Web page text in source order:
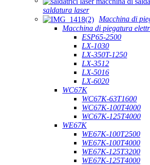
saldatura laser
Macchina di
Macchina di piegatura
ESP65-2500
LX-1030
LX-350T-1250
LX-3512
LX-5016
LX-6020
WC67K
WC67K-63T1600
WC67K-100T4000
WC67K-125T4000
WE67K
WE67K-100T2500
WE67K-100T4000
WE67K-125T3200
WE67K-125T4000